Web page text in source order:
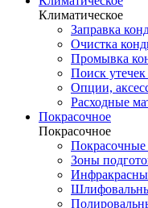
Климатическое
Заправка
Очистка
Промывка
Поиск
Опции,
Расходные
Покрасочное
Покрасочное
Зоны